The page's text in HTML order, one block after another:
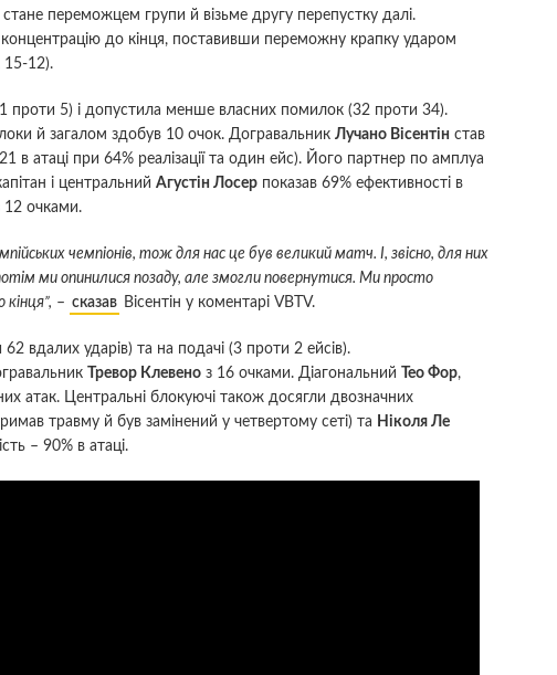
стане переможцем групи й візьме другу перепустку далі.
концентрацію до кінця, поставивши переможну крапку ударом
15-12).
проти 5) і допустила менше власних помилок (32 проти 34).
й загалом здобув 10 очок. Догравальник Лучано Вісентін став
в атаці при 64% реалізації та один ейс). Його партнер по амплуа
і центральний Агустін Лосер показав 69% ефективності в
12 очками.
чемпіонів, тож для нас це був великий матч. І, звісно, для них
ми опинилися позаду, але змогли повернутися. Ми просто
– сказав Вісентін у коментарі VBTV.
вдалих ударів) та на подачі (3 проти 2 ейсів).
Тревор Клевено з 16 очками. Діагональний Тео Фор,
атак. Центральні блокуючі також досягли двозначних
травму й був замінений у четвертому сеті) та Ніколя Ле
– 90% в атаці.